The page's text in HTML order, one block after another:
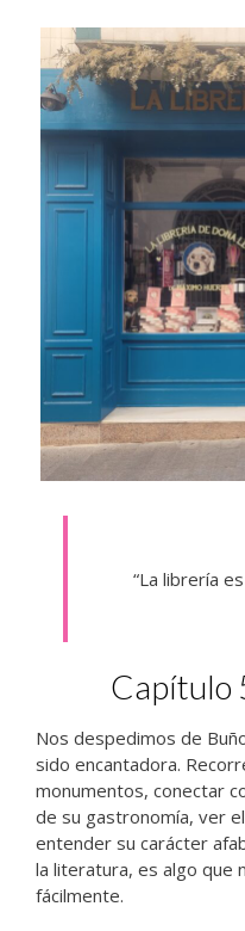
“La librería
Capítulo
Nos despedimos de
sido encantadora.
monumentos, conectar
de su gastronomía, ver
entender su carácter
la literatura, es algo que
fácilmente.